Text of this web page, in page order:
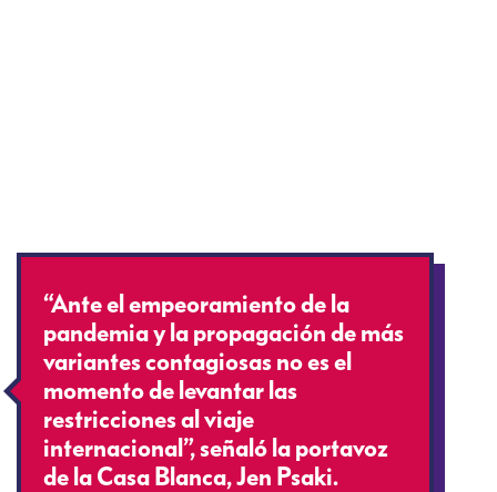
“Ante el empeoramiento de la
pandemia y la propagación de más
variantes contagiosas no es el
momento de levantar las
restricciones al viaje
internacional”, señaló la portavoz
de la Casa Blanca, Jen Psaki.